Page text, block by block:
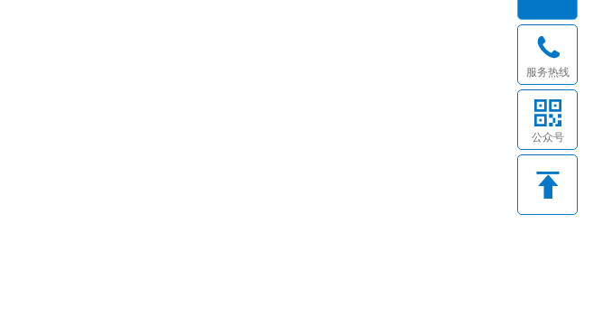
服务热线
公众号